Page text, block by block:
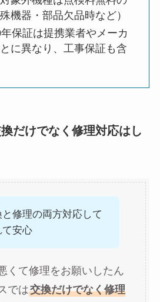
機器・部品欠品時など）
保証は提携業者やメーカ
に異なり、工事保証も含
換だけでなく修理対応はし
と修理の両方対応して
て安心
くて修理をお願いしたん
では交換だけでなく修理